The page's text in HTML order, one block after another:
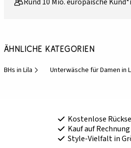
Rund 10 Mio. europäische
Ähnliche Kategorien
BHs in Lila Unterwäsche für Damen in
Kostenlose
Kauf auf
Style-Vielfalt in